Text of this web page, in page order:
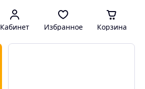
Кабинет Избранное Корзина